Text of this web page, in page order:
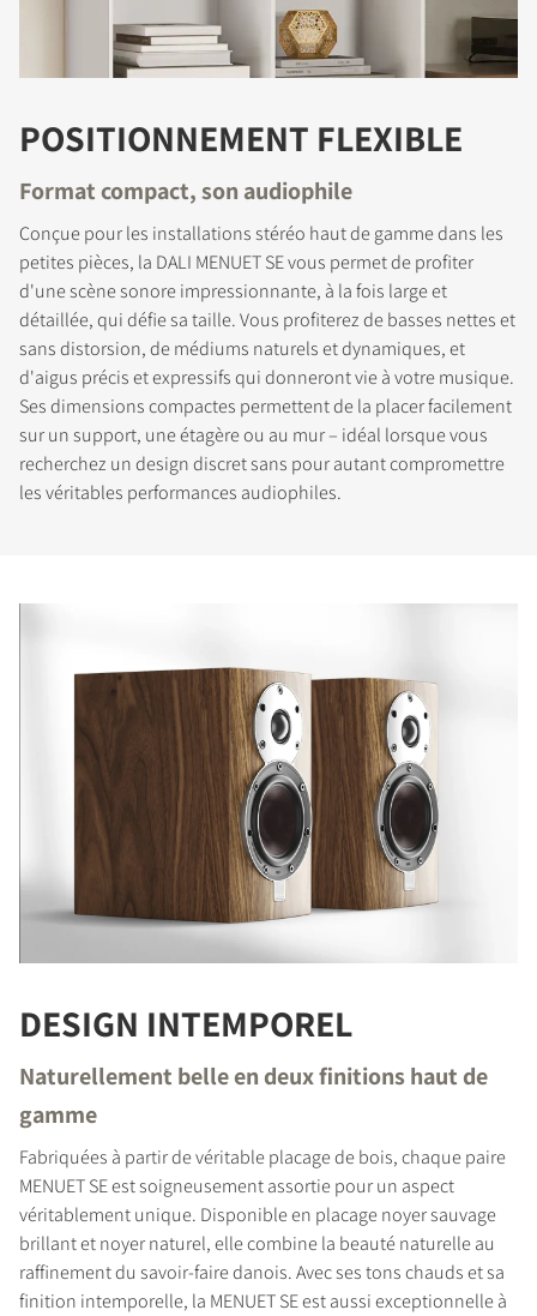
POSITIONNEMENT FLEXIBLE
Format compact, son audiophile
Conçue pour les installations stéréo haut de gamme dans les
petites pièces, la DALI MENUET SE vous permet de profiter
d'une scène sonore impressionnante, à la fois large et
détaillée, qui défie sa taille. Vous profiterez de basses nettes et
sans distorsion, de médiums naturels et dynamiques, et
d'aigus précis et expressifs qui donneront vie à votre musique.
Ses dimensions compactes permettent de la placer facilement
sur un support, une étagère ou au mur – idéal lorsque vous
recherchez un design discret sans pour autant compromettre
les véritables performances audiophiles.
DESIGN INTEMPOREL
Naturellement belle en deux finitions haut de
gamme
Fabriquées à partir de véritable placage de bois, chaque paire
MENUET SE est soigneusement assortie pour un aspect
véritablement unique. Disponible en placage noyer sauvage
brillant et noyer naturel, elle combine la beauté naturelle au
raffinement du savoir-faire danois. Avec ses tons chauds et sa
finition intemporelle, la MENUET SE est aussi exceptionnelle à